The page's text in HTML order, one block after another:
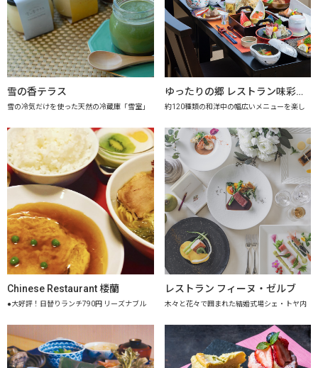
雪の香テラス
雪の冷気だけを使った天然の冷蔵庫「雪室」
ゆったりの郷 レストラン味彩 【上越市地産地消推進の店認定店】
約120種類の和洋中の幅広いメニューを楽し
Chinese Restaurant 楼蘭
●大好評！日替りランチ790円 リーズナブル
レストラン フィーヌ・ゼルブ
木々と花々で囲まれた結婚式場シェ・トヤ内